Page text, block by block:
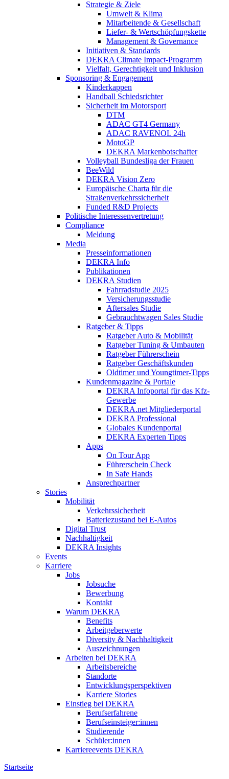
Strategie & Ziele
Umwelt & Klima
Mitarbeitende & Gesellschaft
Liefer- & Wertschöpfungskette
Management & Governance
Initiativen & Standards
DEKRA Climate Impact-Programm
Vielfalt, Gerechtigkeit und Inklusion​
Sponsoring & Engagement
Kinderkappen
Handball Schiedsrichter
Sicherheit im Motorsport
DTM
ADAC GT4 Germany
ADAC RAVENOL 24h
MotoGP
DEKRA Markenbotschafter
Volleyball Bundesliga der Frauen
BeeWild
DEKRA Vision Zero
Europäische Charta für die
Straßenverkehrssicherheit
Funded R&D Projects
Politische Interessenvertretung
Compliance
Meldung
Media
Presseinformationen
DEKRA Info
Publikationen
DEKRA Studien
Fahrradstudie 2025
Versicherungsstudie
Aftersales Studie
Gebrauchtwagen Sales Studie
Ratgeber & Tipps
Ratgeber Auto & Mobilität
Ratgeber Tuning & Umbauten
Ratgeber Führerschein
Ratgeber Geschäftskunden
Oldtimer und Youngtimer-Tipps
Kundenmagazine & Portale
DEKRA Infoportal für das Kfz-
Gewerbe
DEKRA.net Mitgliederportal
DEKRA Professional
Globales Kundenportal
DEKRA Experten Tipps
Apps
On Tour App
Führerschein Check
In Safe Hands
Ansprechpartner
Stories
Mobilität
Verkehrssicherheit
Batteriezustand bei E-Autos
Digital Trust
Nachhaltigkeit
DEKRA Insights
Events
Karriere
Jobs
Jobsuche
Bewerbung
Kontakt
Warum DEKRA
Benefits
Arbeitgeberwerte
Diversity & Nachhaltigkeit
Auszeichnungen
Arbeiten bei DEKRA
Arbeitsbereiche
Standorte
Entwicklungsperspektiven
Karriere Stories
Einstieg bei DEKRA
Berufserfahrene
Berufseinsteiger:innen
Studierende
Schüler:innen
Karriereevents DEKRA
Startseite